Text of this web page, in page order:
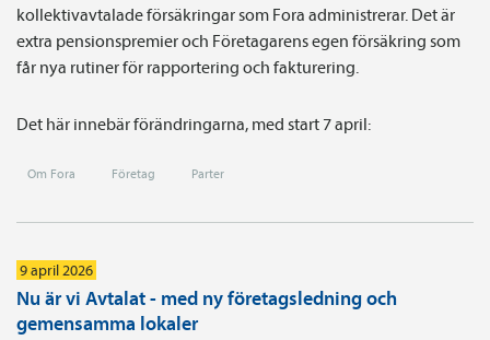
kollektivavtalade försäkringar som Fora administrerar. Det är
extra pensionspremier och Företagarens egen försäkring som
får nya rutiner för rapportering och fakturering.
Det här innebär förändringarna, med start 7 april:
Om Fora Företag Parter
9 april 2026
Nu är vi Avtalat - med ny företagsledning och
gemensamma lokaler